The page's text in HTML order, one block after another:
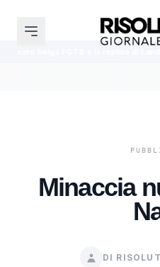
Minaccia
DI